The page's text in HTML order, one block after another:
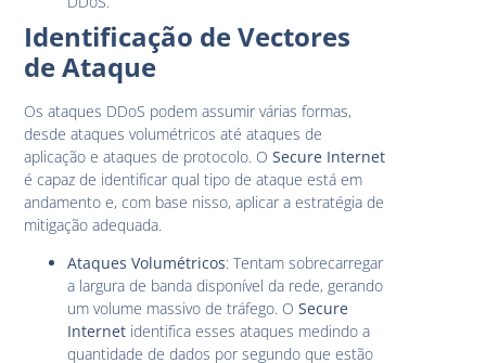
Identificação de Vectores
de Ataque
Os ataques DDoS podem assumir várias formas,
desde ataques volumétricos até ataques de
aplicação e ataques de protocolo. OSecure Internet
é capaz de identificar qual tipo de ataque está em
andamento e, com base nisso, aplicar a estratégia de
mitigação adequada.
Ataques Volumétricos: Tentam sobrecarregar
a largura de banda disponível da rede, gerando
um volume massivo de tráfego. OSecure
Internet identifica esses ataques medindo a
quantidade de dados por segundo que estão